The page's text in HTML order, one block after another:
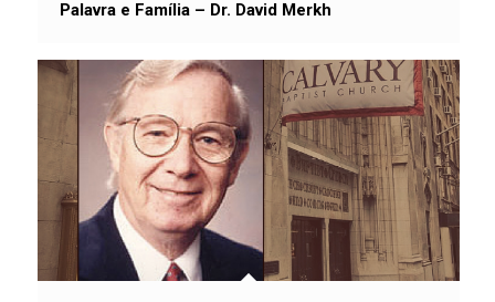
Palavra e Família – Dr. David Merkh